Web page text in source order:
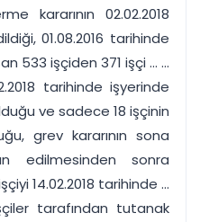
kararının 02.02.2018
01.08.2016 tarihinde
533 işçiden 371 işçi ... ...
tarihinde işyerinde
ve sadece 18 işçinin
grev kararının sona
edilmesinden sonra
14.02.2018 tarihinde ...
tarafından tutanak